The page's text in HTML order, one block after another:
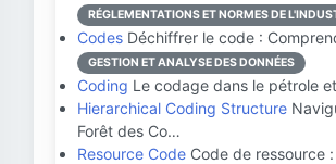
RÉGLEMENTATIONS ET NORMES DE
Codes Déchiffrer le code :
GESTION ET ANALYSE DES DONNÉES
Coding Le codage dans le pétrole
Hierarchical Coding Structure
Forêt des Co…
Resource Code Code de ressource